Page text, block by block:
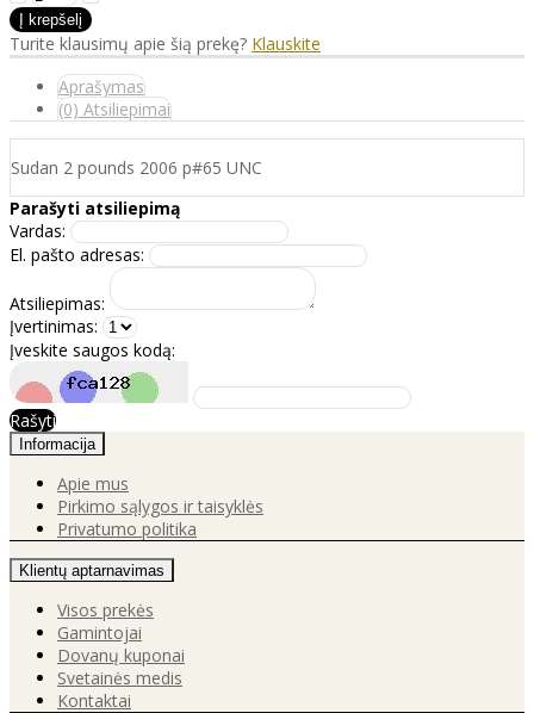
Turite klausimų apie šią prekę? Klauskite
Aprašymas
(0) Atsiliepimai
Sudan 2 pounds 2006 p#65 UNC
Parašyti atsiliepimą
Vardas:
El. pašto adresas:
Atsiliepimas:
Įvertinimas:
Įveskite saugos kodą:
Rašyti
Informacija
Apie mus
Pirkimo sąlygos ir taisyklės
Privatumo politika
Klientų aptarnavimas
Visos prekės
Gamintojai
Dovanų kuponai
Svetainės medis
Kontaktai